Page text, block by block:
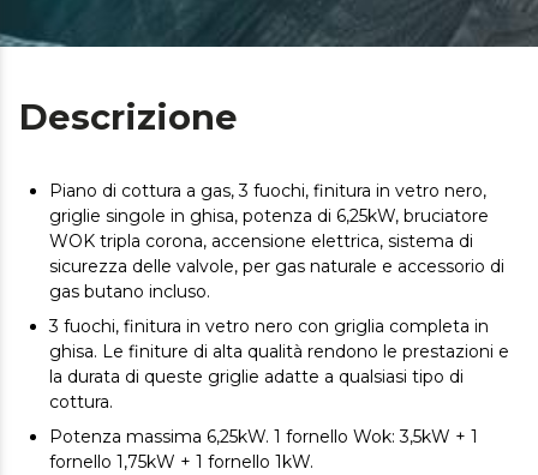
Descrizione
Piano di cottura a gas, 3 fuochi, finitura in vetro nero,
griglie singole in ghisa, potenza di 6,25kW, bruciatore
WOK tripla corona, accensione elettrica, sistema di
sicurezza delle valvole, per gas naturale e accessorio di
gas butano incluso.
3 fuochi, finitura in vetro nero con griglia completa in
ghisa. Le finiture di alta qualità rendono le prestazioni e
la durata di queste griglie adatte a qualsiasi tipo di
cottura.
Potenza massima 6,25kW. 1 fornello Wok: 3,5kW + 1
fornello 1,75kW + 1 fornello 1kW.